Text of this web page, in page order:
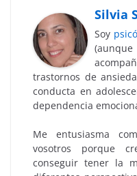
Silvia
Soy
(aunque
trastornos de
conducta en
dependencia
Me entusiasma
vosotros porque
conseguir tener la